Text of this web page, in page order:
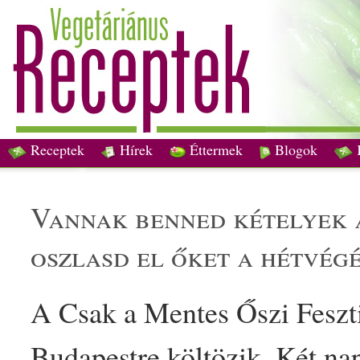
Receptek Hírek Éttermek Blogok
vannak benned kételyek
oszlasd el őket a
A Csak aMentes Őszi